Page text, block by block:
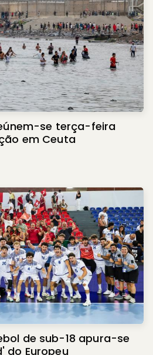
se terça-feira
em Ceuta
de sub-18 apura-se
do Europeu